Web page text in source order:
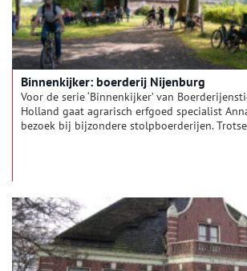
Binnenkijker: boerderij Nijenburg
Voor de serie ‘Binnenkijker’ van
Holland gaat agrarisch erfgoed specialist
bezoek bij bijzondere stolpboerderijen.
oorspronkelijke indeling. Deze keer reist Anna
boerderij Nijenburg in Heiloo.